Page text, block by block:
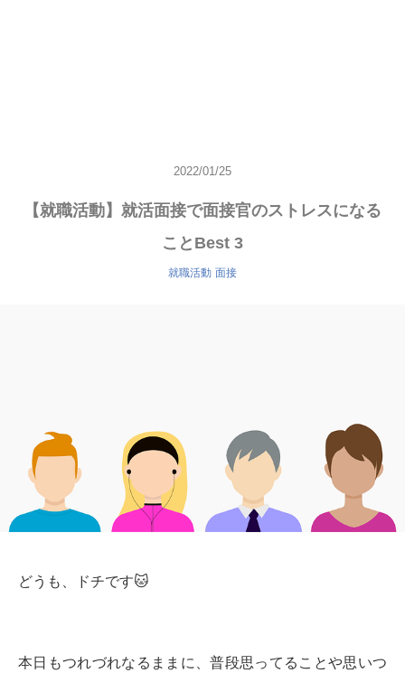
2022/01/25
【就職活動】就活面接で面接官のストレスになる
ことBest 3
就職活動 面接
どうも、ドチです🐱
本日もつれづれなるままに、普段思ってることや思いつ